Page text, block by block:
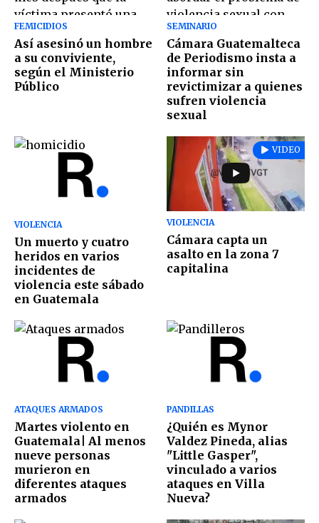
FEMICIDIOS
Así asesinó un hombre
a su conviviente,
según el Ministerio
Público
SEMINARIO
Cámara Guatemalteca
de Periodismo insta a
informar sin
revictimizar a quienes
sufren violencia
sexual
VIOLENCIA
Un muerto y cuatro
heridos en varios
incidentes de
violencia este sábado
en Guatemala
VIDEO
VIOLENCIA
Cámara capta un
asalto en la zona 7
capitalina
ATAQUES ARMADOS
Martes violento en
Guatemala| Al menos
nueve personas
murieron en
diferentes ataques
armados
PANDILLAS
¿Quién es Mynor
Valdez Pineda, alias
"Little Gasper",
vinculado a varios
ataques en Villa
Nueva?